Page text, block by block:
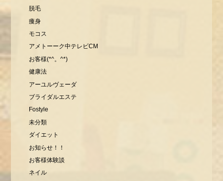
脱毛
痩身
モコス
アメトーーク中テレビCM
お客様(*^。^*)
健康法
アーユルヴェーダ
ブライダルエステ
Fostyle
未分類
ダイエット
お知らせ！！
お客様体験談
ネイル